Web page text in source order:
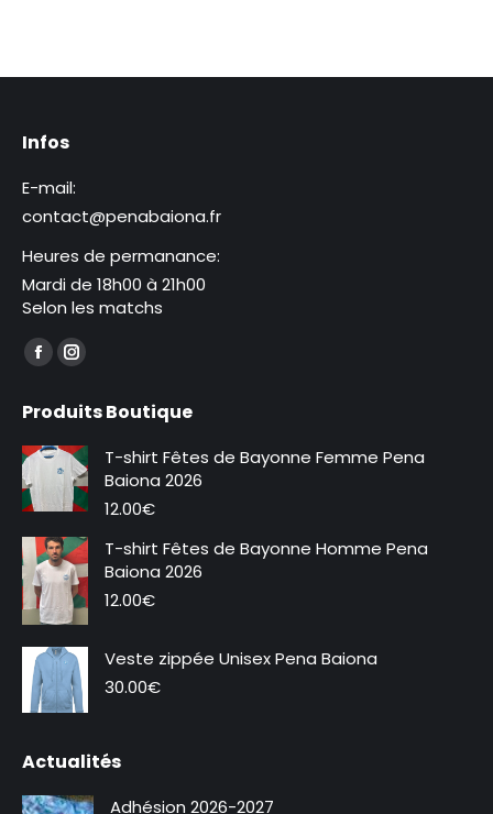
Infos
E-mail:
contact@penabaiona.fr
Heures de permanance:
Mardi de 18h00 à 21h00
Selon les matchs
Trouvez nous sur :
La
Facebook
s'ouvre
dans
une
nouvelle
fenêtre
La
Instagram
s'ouvre
dans
une
nouvelle
fenêtre
Produits Boutique
T-shirt Fêtes de Bayonne Femme Pena
Baiona 2026
12.00€
T-shirt Fêtes de Bayonne Homme Pena
Baiona 2026
12.00€
NouveautéVeste zippée Unisex Pena Baiona
30.00€
Actualités
Adhésion 2026-2027